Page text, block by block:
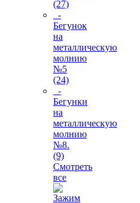
(27)
-
Бегунок
на
металлическую
молнию
№5
(24)
-
Бегунки
на
металлическую
молнию
№8.
(9)
Смотреть
все